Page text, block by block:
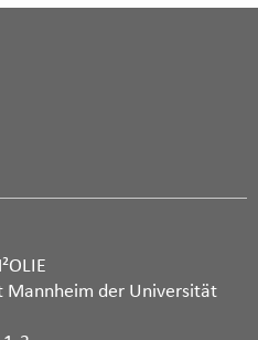
Mannheim der Universität